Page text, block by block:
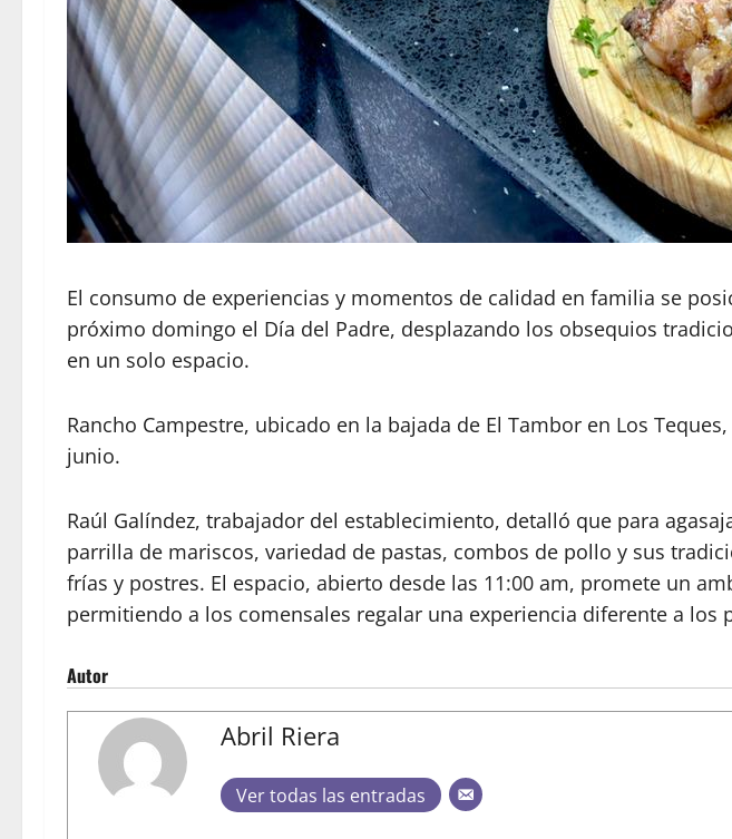
El consumo de experiencias y momentos de calidad en familia se
próximo domingo el Día del Padre, desplazando los obsequios
en un solo espacio.
Rancho Campestre, ubicado en la bajada de El Tambor en Los
junio.
Raúl Galíndez, trabajador del establecimiento, detalló que para
parrilla de mariscos, variedad de pastas, combos de pollo y sus
frías y postres. El espacio, abierto desde las 11:00 am, promete un
permitiendo a los comensales regalar una experiencia diferente a
Autor
Abril Riera
Ver todas las entradas